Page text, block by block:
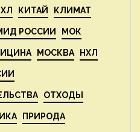
КИТАЙ КЛИМАТ
РОССИИ МОК
МОСКВА НХЛ
ОТХОДЫ
ПРИРОДА